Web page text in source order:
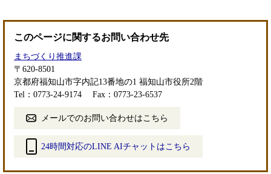
このページに関するお問い合わせ先
まちづくり推進課
〒620-8501
京都府福知山市字内記13番地の1 福知山市役所2階
Tel：0773-24-9174
Fax：0773-23-6537
メールでのお問い合わせはこちら
24時間対応のLINE AIチャットはこちら